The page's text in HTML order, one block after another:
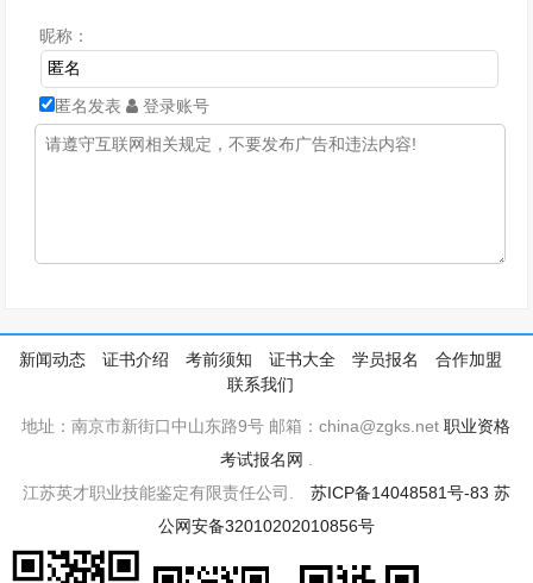
昵称：
匿名发表 登录账号
新闻动态 证书介绍 考前须知 证书大全 学员报名
合作加盟
联系我们
地址：南京市新街口中山东路9号 邮箱：china@zgks.net职业资格
考试报名网
江苏英才职业技能鉴定有限责任公司. 苏ICP备14048581号-83 苏
公网安备32010202010856号